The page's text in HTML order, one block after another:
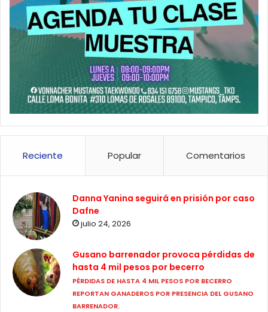
Reciente Popular Comentarios
Danna Yanina seguirá en prisión por caso
Dafne
julio 24, 2026
Gusano barrenador provoca pérdidas de
hasta 4 mil pesos por becerro
PÉRDIDAS DE HASTA 4 MIL PESOS POR BECERRO
REPORTAN GANADEROS POR PRESENCIA DEL GUSANO
BARRENADOR.